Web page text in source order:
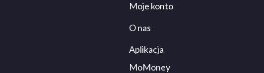
Moje konto
O nas
Aplikacja
MoMoney